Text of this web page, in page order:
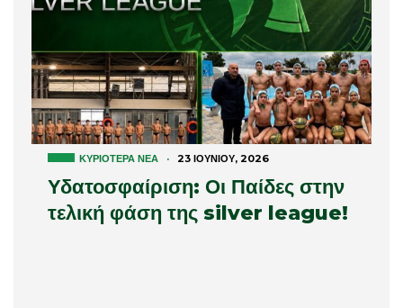
ΚΥΡΙΌΤΕΡΑ ΝΈΑ · 23 ΙΟΥΝΊΟΥ, 2026
Υδατοσφαίριση: Οι Παίδες στην
τελική φάση της silver league!